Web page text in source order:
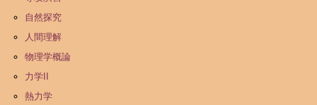
自然探究
人間理解
物理学概論
力学II
熱力学